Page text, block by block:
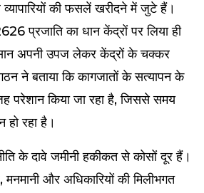
व्यापारियों की फसलें खरीदने में जुटे हैं।
प्रजाति का धान केंद्रों पर लिया ही
अपनी उपज लेकर केंद्रों के चक्कर
ने बताया कि कागजातों के सत्यापन के
परेशान किया जा रहा है, जिससे समय
रहा है।
के दावे जमीनी हकीकत से कोसों दूर हैं।
मनमानी और अधिकारियों की मिलीभगत